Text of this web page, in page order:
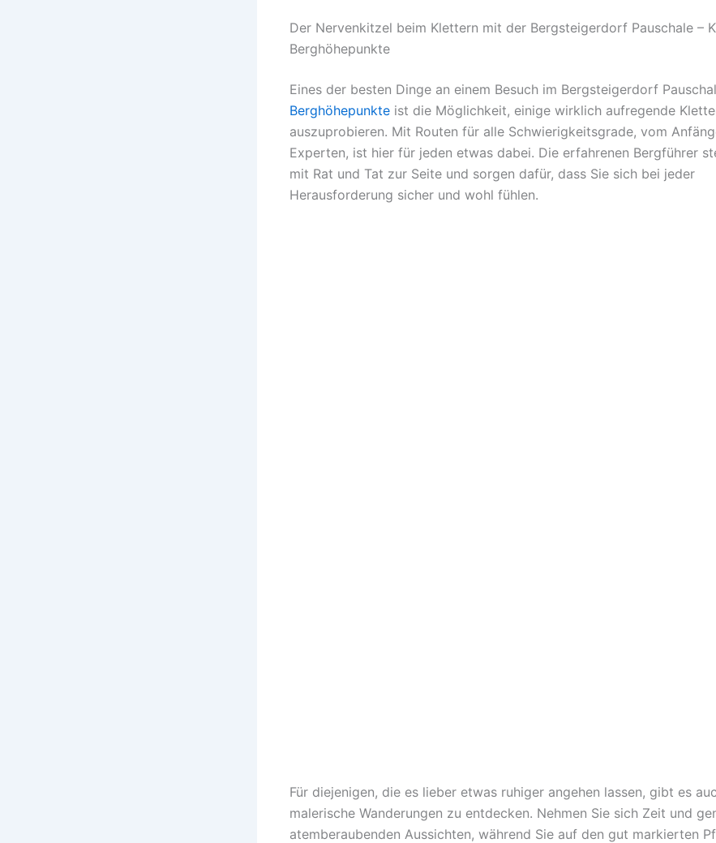
Der Nervenkitzel beim Klettern mit der Bergsteigerdorf Pauschale –
Berghöhepunkte
Eines der besten Dinge an einem Besuch im Bergsteigerdorf
Berghöhepunkte ist die Möglichkeit, einige wirklich aufregende
auszuprobieren. Mit Routen für alle Schwierigkeitsgrade, vom
Experten, ist hier für jeden etwas dabei. Die erfahrenen Bergführer
mit Rat und Tat zur Seite und sorgen dafür, dass Sie sich bei jeder
Herausforderung sicher und wohl fühlen.
Für diejenigen, die es lieber etwas ruhiger angehen lassen, gibt es
malerische Wanderungen zu entdecken. Nehmen Sie sich Zeit und
atemberaubenden Aussichten, während Sie auf den gut markierten